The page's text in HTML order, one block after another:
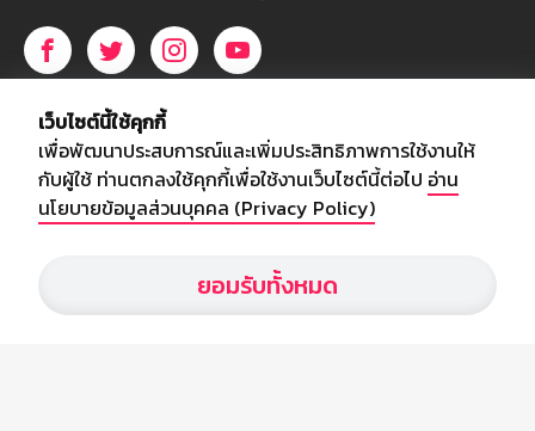
บริษัท สยามสปอร์ต ซินติเคท จำกัด (มหาชน)
เลขที่ 66/26 - 29 ซอยรามอินทรา 40
ถนนรามอินทรา แขวงนวลจันทร์
เขตบึงกุ่ม กรุงเทพฯ 10230
webmaster@siamsport.co.th
เว็บไซต์ : www.siamsport.co.th
เว็บไซต์นี้ใช้คุกกี้
เพื่อพัฒนาประสบการณ์และเพิ่มประสิทธิภาพการใช้งานให้
กับผู้ใช้ ท่านตกลงใช้คุกกี้เพื่อใช้งานเว็บไซต์นี้ต่อไป อ่าน
นโยบายข้อมูลส่วนบุคคล (Privacy Policy)
ยอมรับทั้งหมด